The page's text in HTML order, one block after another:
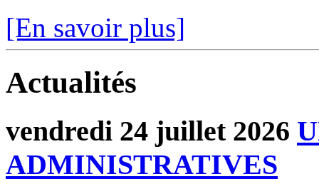
[En savoir plus]
Actualités
vendredi 24 juillet 2026
ADMINISTRATIVES